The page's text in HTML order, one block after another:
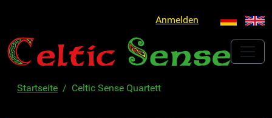
Anmelden
Startseite Celtic Sense Quartett